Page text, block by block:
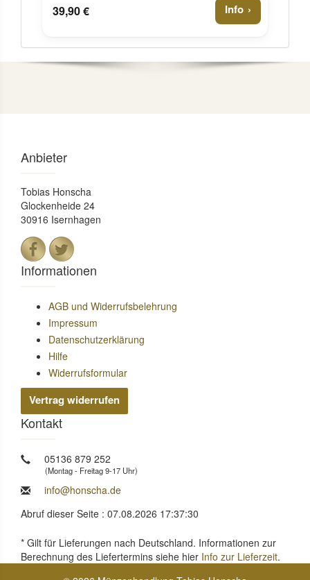
39,90 € Info
Anbieter
Tobias Honscha
Glockenheide 24
30916 Isernhagen
Informationen
AGB und Widerrufsbelehrung
Impressum
Datenschutzerklärung
Hilfe
Widerrufsformular
Vertrag widerrufen
Kontakt
05136 879 252
(Montag - Freitag 9-17 Uhr)
info@honscha.de
Abruf dieser Seite : 07.08.2026 17:37:30
* Gilt für Lieferungen nach Deutschland. Informationen zur
Berechnung des Liefertermins siehe hier Info zur Lieferzeit.